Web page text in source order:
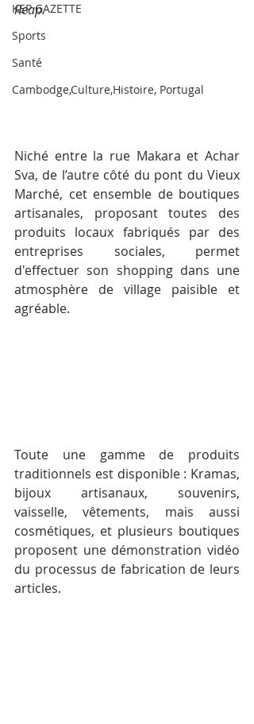
KEP GAZETTE
Sports
Santé
Cambodge,Culture,Histoire, Portugal
Reap.
Niché entre la rue Makara et Achar
Sva, de l’autre côté du pont du Vieux
Marché, cet ensemble de boutiques
artisanales, proposant toutes des
produits locaux fabriqués par des
entreprises sociales, permet
d'effectuer son shopping dans une
atmosphère de village paisible et
agréable.
Toute une gamme de produits
traditionnels est disponible : Kramas,
bijoux artisanaux, souvenirs,
vaisselle, vêtements, mais aussi
cosmétiques, et plusieurs boutiques
proposent une démonstration vidéo
du processus de fabrication de leurs
articles.